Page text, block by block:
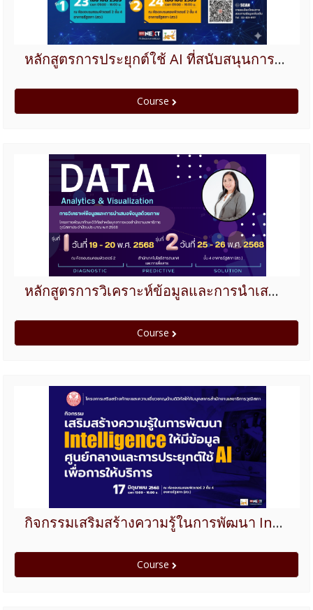
หลักสูตรการประยุกต์ใช้ AI ที่สนับสนุนการปฏิบัติงานยุคใหม่
Course
หลักสูตรการวิเคราะห์ข้อมูลและการนำเสนอข้อมูลด้วยภาพ (Data Analytics & Data Visualization)
Course
กิจกรรมเสริมสร้างความรู้ในการพัฒนา Intelligence ให้มีข้อมูลศูนย์กลางและการประยุกต์ใช้ AI เพื่อการให้บริการ
Course